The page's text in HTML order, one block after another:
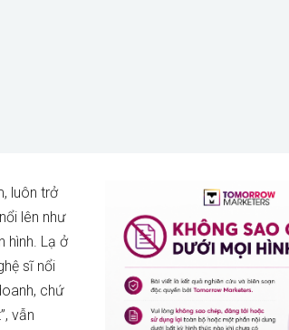
luôn trở
lên như
hình. Lạ ở
sĩ nổi
chứ
vẫn